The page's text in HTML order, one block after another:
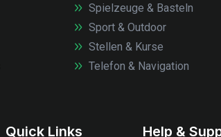
Spielzeuge & Basteln
Sport & Outdoor
Stellen & Kurse
Telefon & Navigation
Quick Links Help &